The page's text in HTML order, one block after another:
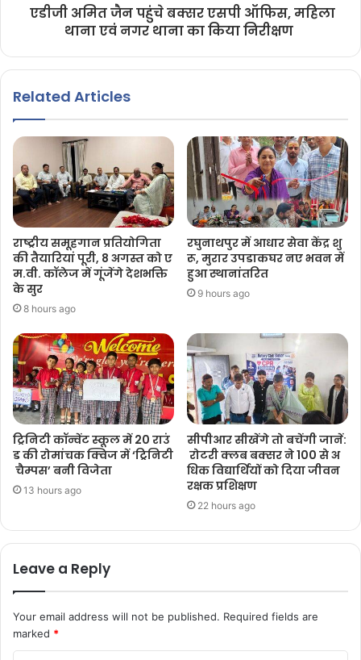
एडीजी अमित जैन पहुंचे बक्सर एसपी ऑफिस, महिला
थाना एवं नगर थाना का किया निरीक्षण
Related Articles
राष्ट्रीय समूहगान प्रतियोगिता
की तैयारियां पूरी, 8 अगस्त को ए
म.वी. कॉलेज में गूंजेंगे देशभक्ति
के सुर
8 hours ago
रघुनाथपुर में आधार सेवा केंद्र शु
रू, मुरार उपडाकघर नए भवन में
हुआ स्थानांतरित
9 hours ago
ट्रिनिटी कॉन्वेंट स्कूल में 20 राउं
ड की रोमांचक क्विज में ‘ट्रिनिटी
चैम्पस’ बनी विजेता
13 hours ago
सीपीआर सीखेंगे तो बचेंगी जानें:
रोटरी क्लब बक्सर ने 100 से अ
धिक विद्यार्थियों को दिया जीवन
रक्षक प्रशिक्षण
22 hours ago
Leave a Reply
Your email address will not be published. Required fields are
marked *